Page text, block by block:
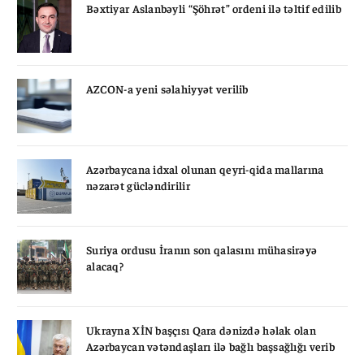
Bəxtiyar Aslanbəyli “Şöhrət” ordeni ilə təltif edilib
AZCON-a yeni səlahiyyət verilib
Azərbaycana idxal olunan qeyri-qida mallarına
nəzarət gücləndirilir
Suriya ordusu İranın son qalasını mühasirəyə
alacaq?
Ukrayna XİN başçısı Qara dənizdə həlak olan
Azərbaycan vətəndaşları ilə bağlı başsağlığı verib